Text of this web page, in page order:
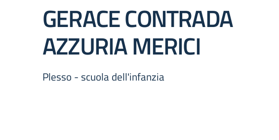
GERACE CONTRADA
AZZURIA MERICI
Plesso - scuola dell'infanzia